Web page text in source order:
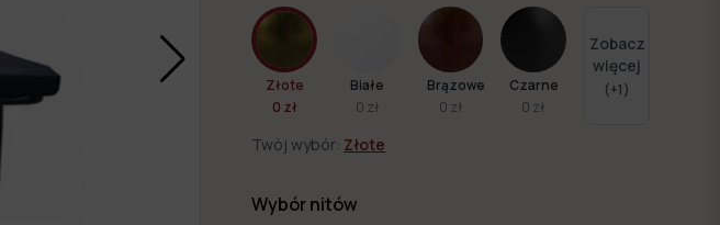
Złote
0 zł
Białe
0 zł
Brązowe
0 zł
Czarne
0 zł
Zobacz
więcej
(+1)
Twój wybór: Złote
Wybór nitów